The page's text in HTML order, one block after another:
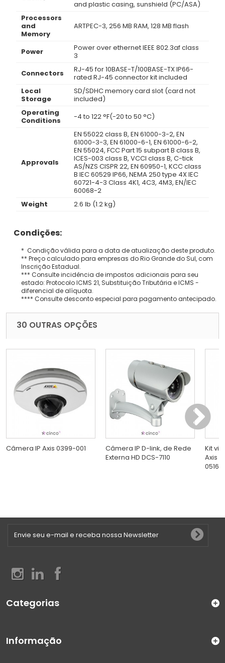
and plastic casing, sunshield (PC/ASA)
Processors
and
Memory
ARTPEC-3, 256 MB RAM, 128 MB flash
Power
Power over ethernet IEEE 802.3af class
3
Connectors
RJ-45 for 10BASE-T/100BASE-TX IP66-
rated RJ-45 connector kit included
Local
Storage
SD/SDHC memory card slot (card not
included)
Operating
Conditions
-4 to 122 °F(-20 to 50 °C)
Approvals
EN 55022 class B, EN 61000-3-2, EN
61000-3-3, EN 61000-6-1, EN 61000-6-2,
EN 55024, FCC Part 15 subpart B class B,
ICES-003 class B, VCCI class B, C-tick
AS/NZS CISPR 22, EN 60950-1, KCC class
B IEC 60529 IP66, NEMA 250 type 4X IEC
60721-4-3 Class 4K1, 4C3, 4M3, EN/IEC
60068-2
Weight
2.6 lb (1.2 kg)
Condições:
* Condição válida para a data de atualização deste produto.
** Preço calculado para empresas do Rio Grande do Sul, com
Inscrição Estadual.
*** Consulte incidência de impostos adicionais para seu
estado: Protocolo ICMS 21, Substituição Tributária e ICMS -
diferencial de alíquota.
**** Consulte desconto especial para pagamento antecipado.
30 OUTRAS OPÇÕES
Câmera IP Axis 0399-001
Câmera IP D-link, de Rede
Externa HD DCS-7110
Kit
Axis
0516-
Categorias
Informação